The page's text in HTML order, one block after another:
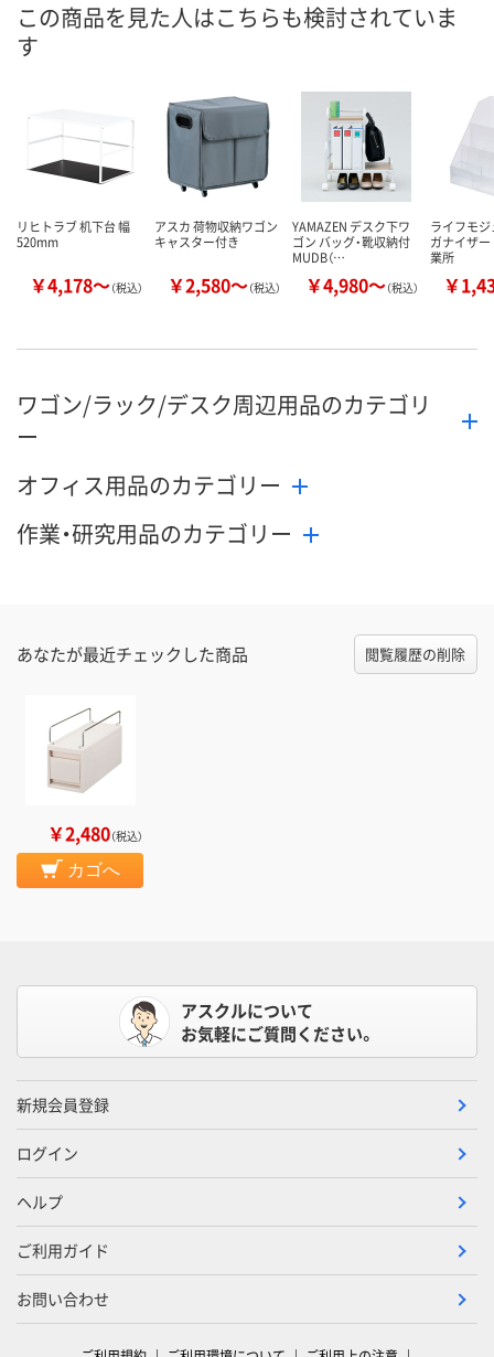
お取り扱い終了しま
お取り扱い終了しま
お取り扱い終
この商品を見た人はこちらも検討されていま
す
リヒトラブ 机下台 幅
520mm
￥4,178～（税込）
アスカ 荷物収納ワゴン
キャスター付き
￥2,580～（税込）
YAMAZEN デスク下ワ
ゴン バッグ・靴収納付
MUDB（…
￥4,980～（税込）
ライフモ
ガナイザ
業所
￥
ワゴン/ラック/デスク周辺用品のカテゴリ
ー
オフィス用品のカテゴリー
作業・研究用品のカテゴリー
あなたが最近チェックした商品 閲覧履歴の削除
￥2,480（税込）
カゴへ
アスクルについて
お気軽にご質問ください。
新規会員登録
ログイン
ヘルプ
ご利用ガイド
お問い合わせ